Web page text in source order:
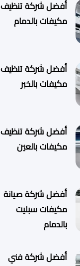
أفضل شركة تنظيف
مكيفات بالدمام
أفضل شركة تنظيف
مكيفات بالخبر
أفضل شركة تنظيف
مكيفات بالعين
أفضل شركة صيانة
مكيفات سبليت
بالدمام
أفضل شركة فني